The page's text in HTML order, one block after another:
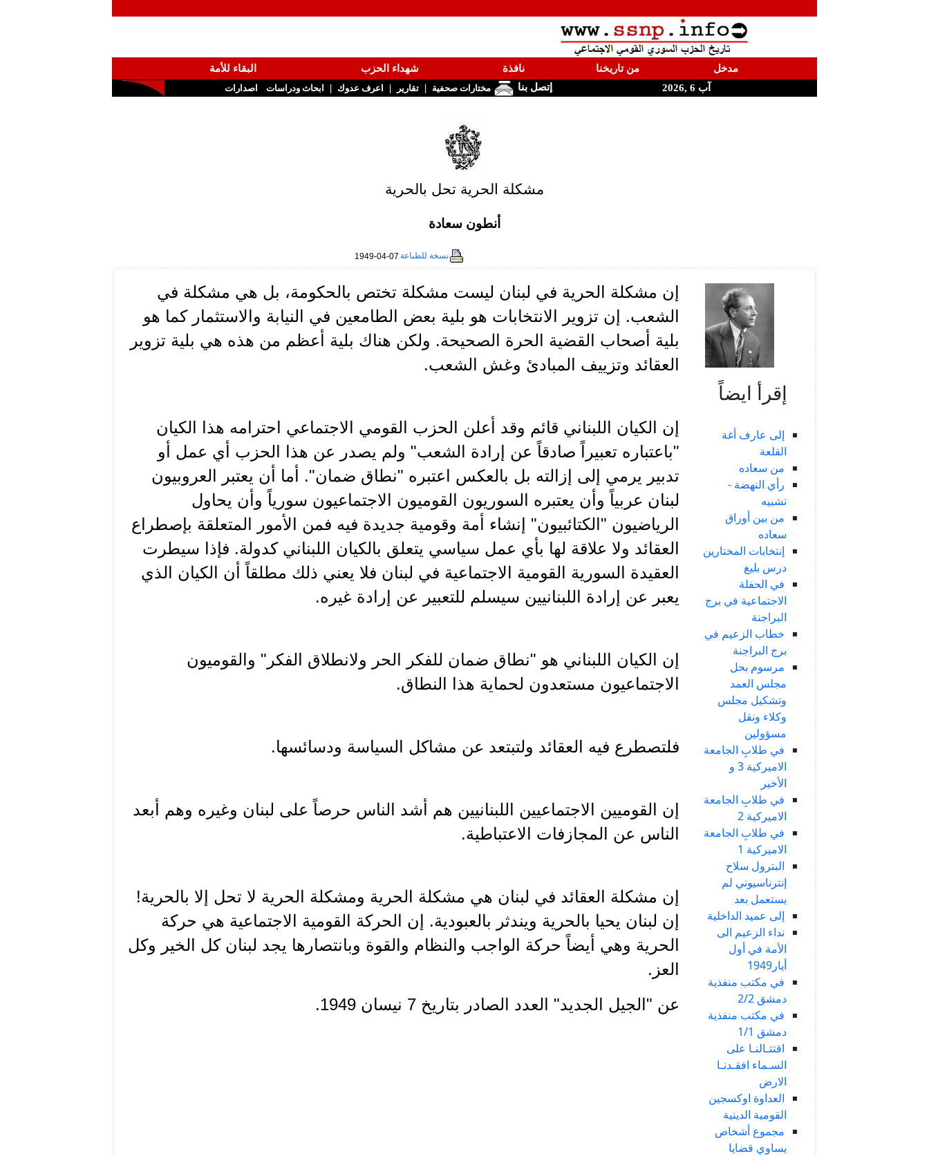
مدخل من تاريخنا نافذة شهداء الحزب
البقاء للأمة
آب 6 ,2026
إتصل بنا مختارات صحفية | تقارير | اعرف عدوك | ابحاث ودراسات اصدارات
مشكلة الحرية تحل بالحرية
أنطون سعادة
نسخة للطباعة 1949-04-07
إقرأ ايضاً
إلى عارف أغة
القلعة
من سعاده
رأي النهضة -
تشبيه
من بين أوراق
سعاده
إنتخابات المختارين
درس بليغ
في الحفلة
الاجتماعية في برج
البراجنة
خطاب الزعيم في
برج البراجنة
مرسوم بحل
مجلس العمد
وتشكيل مجلس
وكلاء ونقل
مسؤولين
في طلابِ الجامعة
الاميركية 3 و
الأخير
في طلابِ الجامعة
الاميركية 2
في طلابِ الجامعة
الاميركية 1
البترول سلاح
إنترناسيوني لم
يستعمل بعد
إلى عميد الداخلية
نداء الزعيم الى
الأمة في أول
أيار1949
في مكتب منفذية
دمشق 2/2
في مكتب منفذية
دمشق 1/1
اقتتـالنـا على
السـماء افقـدنـا
الارض
العداوة اوكسجين
القومية الدينية
مجموع أشخاص
يساوي قضايا
إن مشكلة الحرية في لبنان ليست مشكلة تختص بالحكومة، بل هي مشكلة في
الشعب. إن تزوير الانتخابات هو بلية بعض الطامعين في النيابة والاستثمار كما هو
بلية أصحاب القضية الحرة الصحيحة. ولكن هناك بلية أعظم من هذه هي بلية تزوير
العقائد وتزييف المبادئ وغش الشعب.
إن الكيان اللبناني قائم وقد أعلن الحزب القومي الاجتماعي احترامه هذا الكيان
"باعتباره تعبيراً صادقاً عن إرادة الشعب" ولم يصدر عن هذا الحزب أي عمل أو
تدبير يرمي إلى إزالته بل بالعكس اعتبره "نطاق ضمان". أما أن يعتبر العروبيون
لبنان عربياً وأن يعتبره السوريون القوميون الاجتماعيون سورياً وأن يحاول
الرياضيون "الكتائبيون" إنشاء أمة وقومية جديدة فيه فمن الأمور المتعلقة بإصطراع
العقائد ولا علاقة لها بأي عمل سياسي يتعلق بالكيان اللبناني كدولة. فإذا سيطرت
العقيدة السورية القومية الاجتماعية في لبنان فلا يعني ذلك مطلقاً أن الكيان الذي
يعبر عن إرادة اللبنانيين سيسلم للتعبير عن إرادة غيره.
إن الكيان اللبناني هو "نطاق ضمان للفكر الحر ولانطلاق الفكر" والقوميون
الاجتماعيون مستعدون لحماية هذا النطاق.
فلتصطرع فيه العقائد ولتبتعد عن مشاكل السياسة ودسائسها.
إن القوميين الاجتماعيين اللبنانيين هم أشد الناس حرصاً على لبنان وغيره وهم أبعد
الناس عن المجازفات الاعتباطية.
إن مشكلة العقائد في لبنان هي مشكلة الحرية ومشكلة الحرية لا تحل إلا بالحرية!
إن لبنان يحيا بالحرية ويندثر بالعبودية. إن الحركة القومية الاجتماعية هي حركة
الحرية وهي أيضاً حركة الواجب والنظام والقوة وبانتصارها يجد لبنان كل الخير وكل
العز.
عن "الجيل الجديد" العدد الصادر بتاريخ 7 نيسان 1949.